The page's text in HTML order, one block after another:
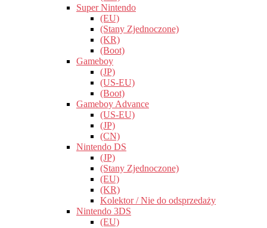
Super Nintendo
(EU)
(Stany Zjednoczone)
(KR)
(Boot)
Gameboy
(JP)
(US-EU)
(Boot)
Gameboy Advance
(US-EU)
(JP)
(CN)
Nintendo DS
(JP)
(Stany Zjednoczone)
(EU)
(KR)
Kolektor / Nie do odsprzedaży
Nintendo 3DS
(EU)